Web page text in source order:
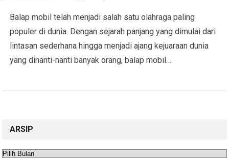
Balap mobil telah menjadi salah satu olahraga paling
populer di dunia. Dengan sejarah panjang yang dimulai dari
lintasan sederhana hingga menjadi ajang kejuaraan dunia
yang dinanti-nanti banyak orang, balap mobil…
ARSIP
Arsip